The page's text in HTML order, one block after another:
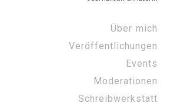
Über mich
Veröffentlichungen
Events
Moderationen
Schreibwerkstatt